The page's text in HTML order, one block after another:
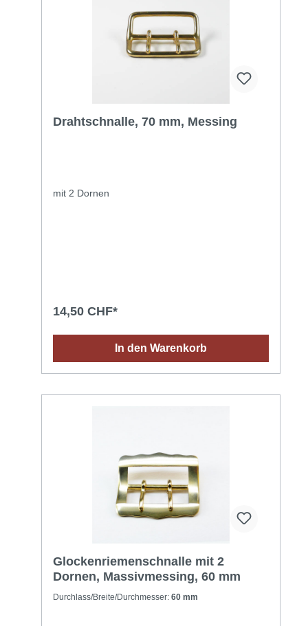
Drahtschnalle, 70 mm, Messing
mit 2 Dornen
14,50 CHF*
In den Warenkorb
Glockenriemenschnalle mit 2
Dornen, Massivmessing, 60 mm
Durchlass/Breite/Durchmesser: 60 mm